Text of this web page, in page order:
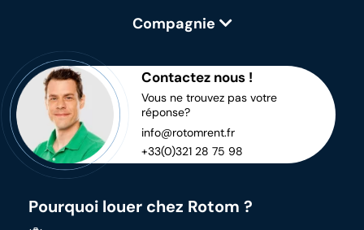
Compagnie
Contactez nous !
Vous ne trouvez pas votre
réponse?
info@rotomrent.fr
+33(0)321 28 75 98
Pourquoi louer chez Rotom ?